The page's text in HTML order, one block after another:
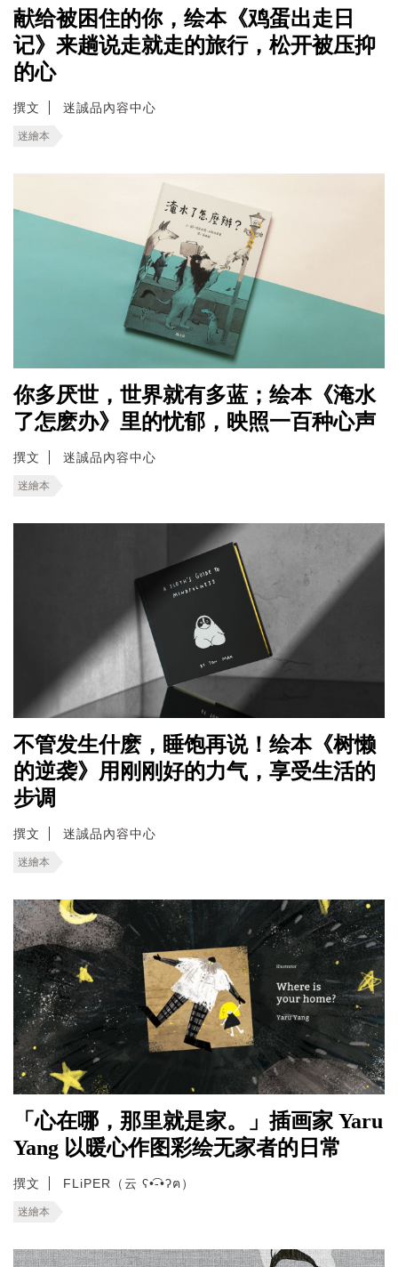
献给被困住的你，绘本《鸡蛋出走日
记》来趟说走就走的旅行，松开被压抑
的心
撰文 迷誠品內容中心
迷繪本
你多厌世，世界就有多蓝；绘本《淹水
了怎麽办》里的忧郁，映照一百种心声
撰文 迷誠品內容中心
迷繪本
不管发生什麽，睡饱再说！绘本《树懒
的逆袭》用刚刚好的力气，享受生活的
步调
撰文 迷誠品內容中心
迷繪本
「心在哪，那里就是家。」插画家 Yaru
Yang 以暖心作图彩绘无家者的日常
撰文 FLiPER（云 ʕ•͡-•ʔฅ）
迷繪本